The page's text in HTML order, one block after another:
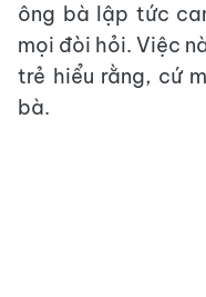
ông bà lập tức
mọi đòi hỏi. Việc
trẻ hiểu rằng, cứ
bà.